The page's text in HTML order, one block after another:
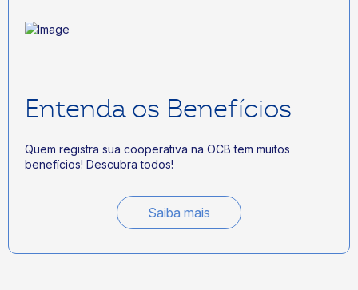
Entenda os Benefícios
Quem registra sua cooperativa na OCB tem muitos
benefícios! Descubra todos!
Saiba mais